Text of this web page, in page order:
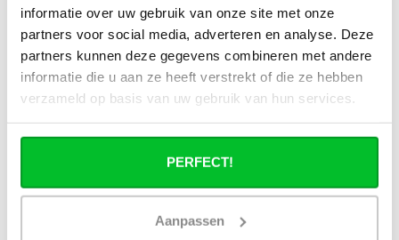
informatie over uw gebruik van onze site met onze
partners voor social media, adverteren en analyse. Deze
partners kunnen deze gegevens combineren met andere
informatie die u aan ze heeft verstrekt of die ze hebben
verzameld op basis van uw gebruik van hun services.
PERFECT!
Aanpassen
Wat is technisch gezien een hybride
paneelradiator?
Hoe verschilt de warmteafgifte van een
hybride paneelradiator ten opzichte van
een standaard paneelradiator?
Wat is het voordeel van geïntegreerde
warmteboosters ten opzichte van losse
radiatorventilatoren?